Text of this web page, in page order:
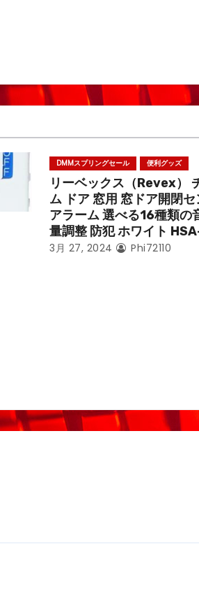
DMMスプリングセール 便利グッズ
リーベックス（Revex）
ム ドア 窓用 窓ドア開閉
アラーム 選べる16種類の
量調整 防犯 ホワイト
3月 27, 2024 Phi72110